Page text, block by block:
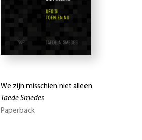
We zijn misschien niet alleen
Taede Smedes
Paperback